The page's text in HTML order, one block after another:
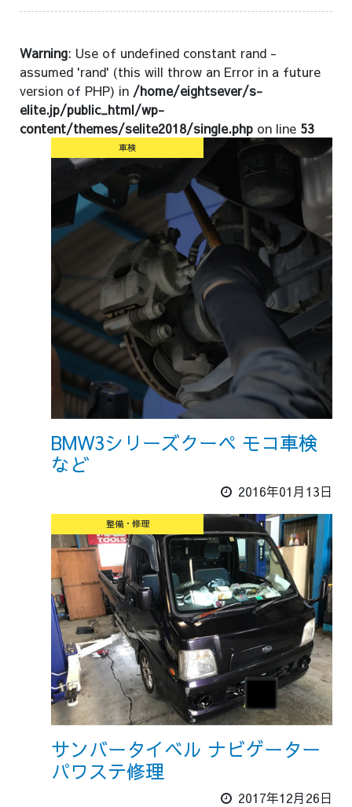
Warning: Use of undefined constant rand -
assumed 'rand' (this will throw an Error in a future
version of PHP) in /home/eightsever/s-
elite.jp/public_html/wp-
content/themes/selite2018/single.php on line 53
車検
BMW3シリーズクーペ モコ車検
など
2016年01月13日
整備・修理
サンバータイベル ナビゲーター
パワステ修理
2017年12月26日